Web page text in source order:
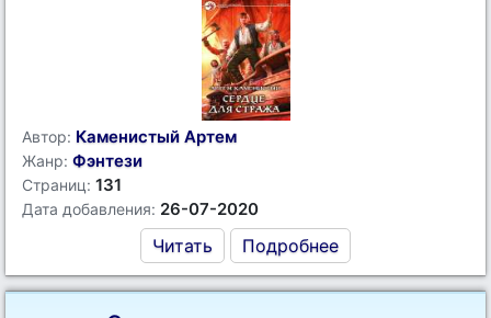
Автор: Каменистый Артем
Жанр: Фэнтези
Страниц: 131
Дата добавления: 26-07-2020
Читать Подробнее